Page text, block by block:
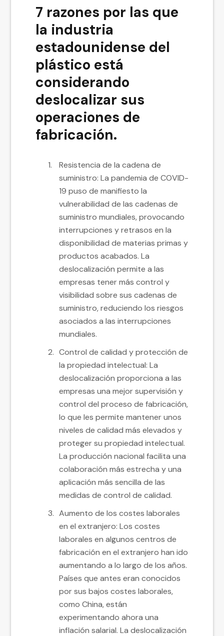
7 razones por las que
la industria
estadounidense del
plástico está
considerando
deslocalizar sus
operaciones de
fabricación.
Resistencia de la cadena de
suministro: La pandemia de COVID-
19 puso de manifiesto la
vulnerabilidad de las cadenas de
suministro mundiales, provocando
interrupciones y retrasos en la
disponibilidad de materias primas y
productos acabados. La
deslocalización permite a las
empresas tener más control y
visibilidad sobre sus cadenas de
suministro, reduciendo los riesgos
asociados a las interrupciones
mundiales.
Control de calidad y protección de
la propiedad intelectual: La
deslocalización proporciona a las
empresas una mejor supervisión y
control del proceso de fabricación,
lo que les permite mantener unos
niveles de calidad más elevados y
proteger su propiedad intelectual.
La producción nacional facilita una
colaboración más estrecha y una
aplicación más sencilla de las
medidas de control de calidad.
Aumento de los costes laborales
en el extranjero: Los costes
laborales en algunos centros de
fabricación en el extranjero han ido
aumentando a lo largo de los años.
Países que antes eran conocidos
por sus bajos costes laborales,
como China, están
experimentando ahora una
inflación salarial. La deslocalización